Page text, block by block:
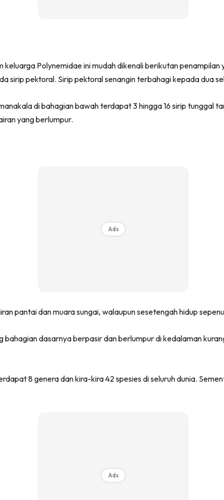
Polynemidae ini mudah dikenali berikutan
sirip pektoral. Sirip pektoral senangin terbahagi kepada dua
di bahagian bawah terdapat 3 hingga 16 sirip tunggal
yang berlumpur.
Ads
pantai dan muara sungai, walaupun sesetengah hidup
bahagian dasarnya berpasir dan berlumpur di kedalaman
8 genera dan kira-kira 42 spesies di seluruh dunia.
Ads